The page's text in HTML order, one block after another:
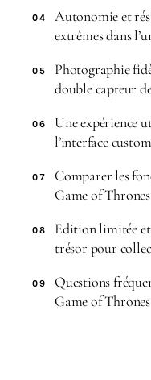
04
Autonomie et
extrêmes dans
05
Photographie
double capteur
06
Une expérience
l’interface
07
Comparer les
Game of Thrones
08
Edition limitée
trésor pour
09
Questions
Game of Thrones